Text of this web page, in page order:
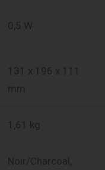
0,5 W
131 x 196 x 111
mm
1,61 kg
Noir/Charcoal,